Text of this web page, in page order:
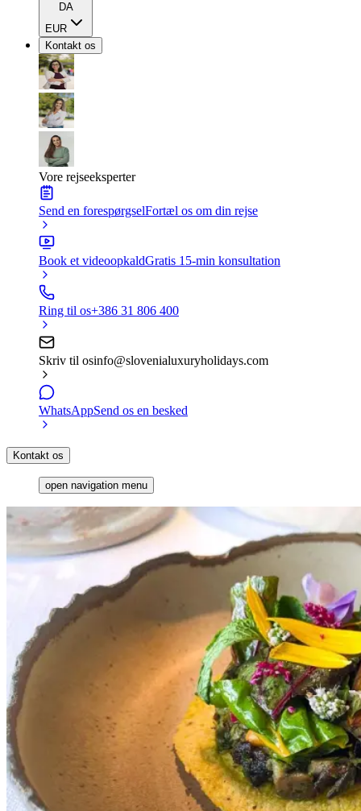
DA
EUR
Kontakt os
Vore rejseeksperter
Send en forespørgselFortæl os om din rejse
Book et videoopkaldGratis 15-min konsultation
Ring til os+386 31 806 400
Skriv til osinfo@slovenialuxuryholidays.com
WhatsAppSend os en besked
Kontakt os
open navigation menu